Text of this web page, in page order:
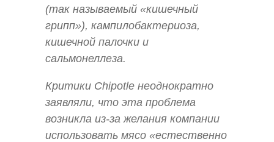
(так называемый «кишечный
грипп»), кампилобактериоза,
кишечной палочки и
сальмонеллеза.
Критики Chipotle неоднократно
заявляли, что эта проблема
возникла из-за желания компании
использовать мясо «естественно